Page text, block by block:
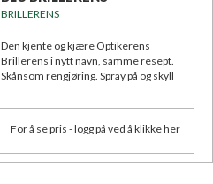
BRILLERENS
Den kjente og kjære Optikerens
Brillerens i nytt navn, samme resept.
Skånsom rengjøring. Spray på og skyll
Helt rene briller uten riper!
For å se pris - logg på ved å klikke her